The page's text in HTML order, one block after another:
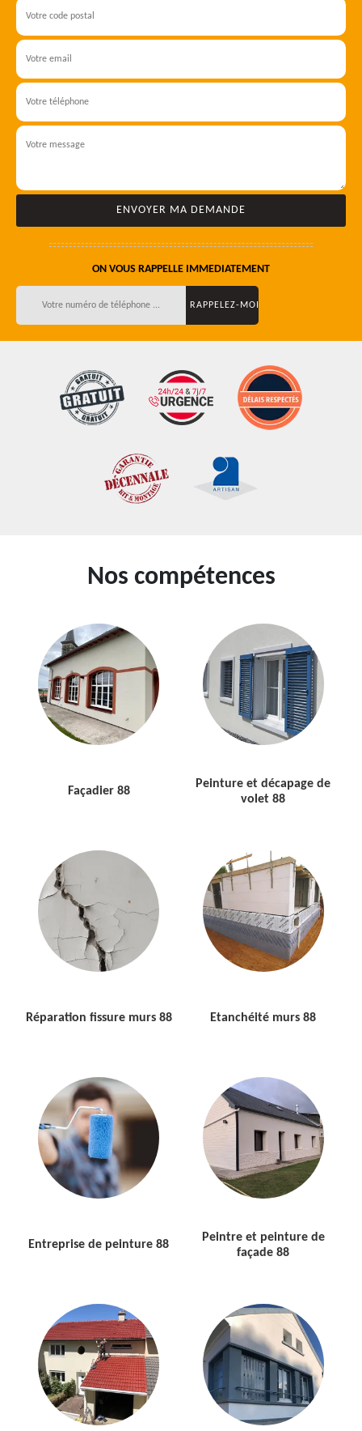
ON VOUS RAPPELLE IMMEDIATEMENT
Nos compétences
Façadier 88
Peinture et décapage de
volet 88
Réparation fissure murs 88 Etanchéité murs 88
Entreprise de peinture 88
Peintre et peinture de
façade 88